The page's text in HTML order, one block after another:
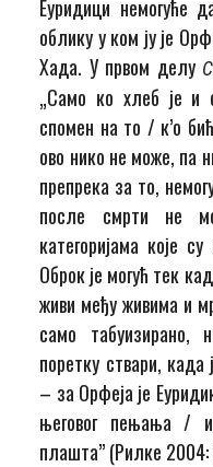
Еуридици немогуће
облику у ком ју је
Хада. У првом делу
„Само ко хлеб је и
спомен на то / к’о
ово нико не може, па
препрека за то,
после смрти не
категоријама које
Оброк је могућ тек
живи међу живима и
само табуизирано,
поретку ствари, када
– за Орфеја је
његовог пењања /
плашта” (Рилке